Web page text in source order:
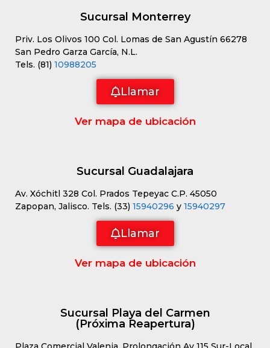
Sucursal Monterrey
Priv. Los Olivos 100 Col. Lomas de San Agustín 66278
San Pedro Garza García, N.L.
Tels. (81) 10988205
Llamar
Ver mapa de ubicación
Sucursal Guadalajara
Av. Xóchitl 328 Col. Prados Tepeyac C.P. 45050
Zapopan, Jalisco. Tels. (33) 15940296 y 15940297
Llamar
Ver mapa de ubicación
Sucursal Playa del Carmen
(Próxima Reapertura)